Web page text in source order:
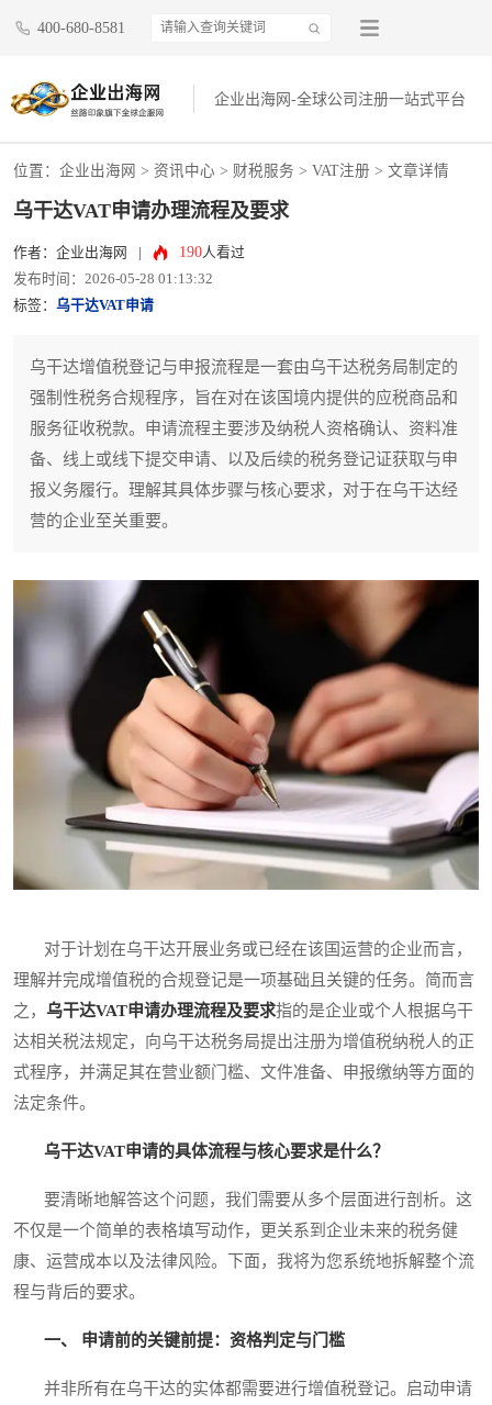
400-680-8581
企业出海网-全球公司注册一站式平台
位置： 企业出海网 > 资讯中心 > 财税服务 > VAT注册 > 文章详情
乌干达VAT申请办理流程及要求
作者：企业出海网 190人看过
发布时间：2026-05-28 01:13:32
标签： 乌干达VAT申请
乌干达增值税登记与申报流程是一套由乌干达税务局制定的
强制性税务合规程序，旨在对在该国境内提供的应税商品和
服务征收税款。申请流程主要涉及纳税人资格确认、资料准
备、线上或线下提交申请、以及后续的税务登记证获取与申
报义务履行。理解其具体步骤与核心要求，对于在乌干达经
营的企业至关重要。
对于计划在乌干达开展业务或已经在该国运营的企业而言，
理解并完成增值税的合规登记是一项基础且关键的任务。简而言
之， 乌干达VAT申请办理流程及要求指的是企业或个人根据乌干
达相关税法规定，向乌干达税务局提出注册为增值税纳税人的正
式程序，并满足其在营业额门槛、文件准备、申报缴纳等方面的
法定条件。
乌干达VAT申请的具体流程与核心要求是什么？
要清晰地解答这个问题，我们需要从多个层面进行剖析。这
不仅是一个简单的表格填写动作，更关系到企业未来的税务健
康、运营成本以及法律风险。下面，我将为您系统地拆解整个流
程与背后的要求。
一、 申请前的关键前提：资格判定与门槛
并非所有在乌干达的实体都需要进行增值税登记。启动申请